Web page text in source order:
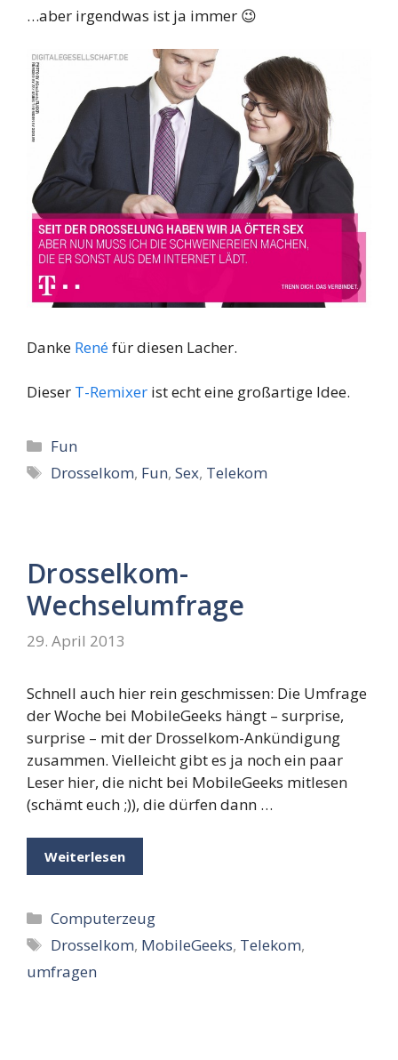
…aber irgendwas ist ja immer 😉
Danke Renéfür diesen Lacher.
Dieser T-Remixer ist echt eine großartige Idee.
Kategorien
Fun
Schlagwörter
Drosselkom, Fun,Sex, Telekom
Drosselkom-
Wechselumfrage
29. April 2013
Schnell auch hier rein geschmissen: Die Umfrage
der Woche bei MobileGeeks hängt – surprise,
surprise – mit der Drosselkom-Ankündigung
zusammen. Vielleicht gibt es ja noch ein paar
Leser hier, die nicht bei MobileGeeks mitlesen
(schämt euch ;)), die dürfen dann …
Weiterlesen
Kategorien
Computerzeug
Schlagwörter
Drosselkom, MobileGeeks, Telekom,
umfragen